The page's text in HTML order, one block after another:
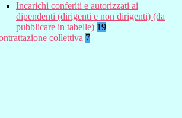
Incarichi conferiti e autorizzati ai
dipendenti (dirigenti e non dirigenti) (da
pubblicare in tabelle) 19
collettiva 7